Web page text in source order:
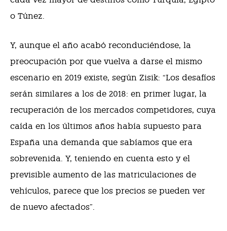
o Túnez.
Y, aunque el año acabó reconduciéndose, la
preocupación por que vuelva a darse el mismo
escenario en 2019 existe, según Zisik: “Los desafíos
serán similares a los de 2018: en primer lugar, la
recuperación de los mercados competidores, cuya
caída en los últimos años había supuesto para
España una demanda que sabíamos que era
sobrevenida. Y, teniendo en cuenta esto y el
previsible aumento de las matriculaciones de
vehículos, parece que los precios se pueden ver
de nuevo afectados”.